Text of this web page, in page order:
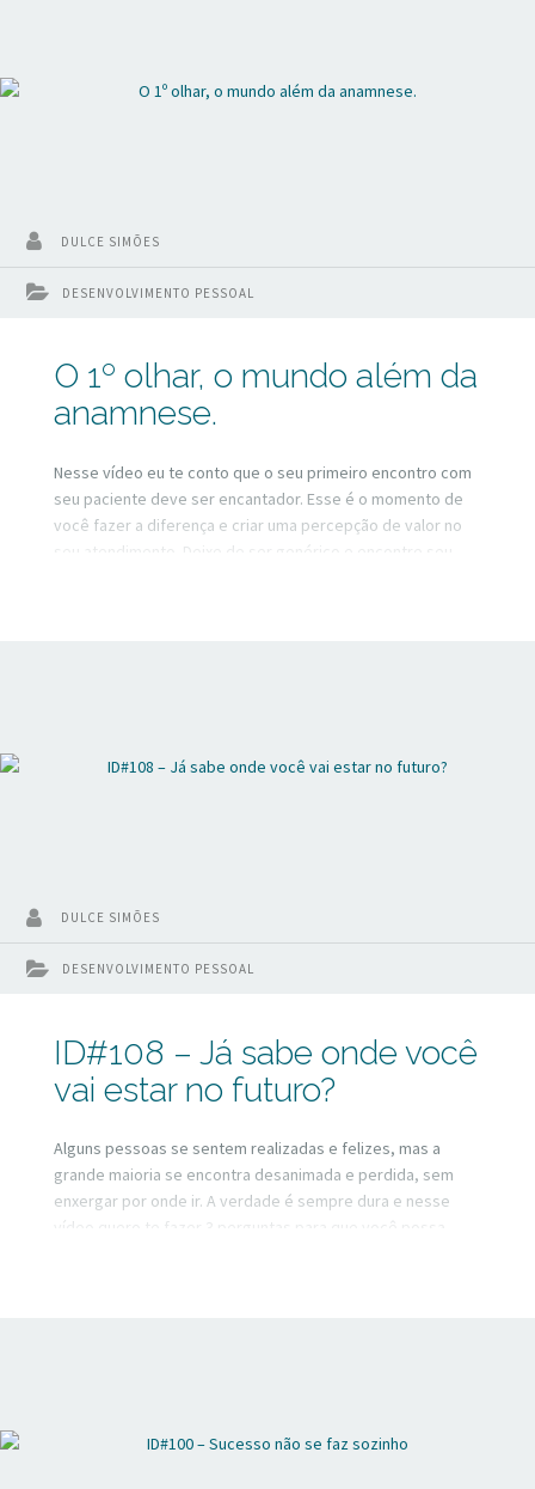
DESENVOLVIMENTO PESSOAL
DULCE SIMÕES
O 1º olhar, o mundo além da
anamnese.
Nesse vídeo eu te conto que o seu primeiro encontro com
seu paciente deve ser encantador. Esse é o momento de
você fazer a diferença e criar uma percepção de valor no
seu atendimento. Deixe de ser genérico e encontre seu
DESENVOLVIMENTO PESSOAL
DULCE SIMÕES
ID#108 – Já sabe onde você
vai estar no futuro?
Alguns pessoas se sentem realizadas e felizes, mas a
grande maioria se encontra desanimada e perdida, sem
enxergar por onde ir. A verdade é sempre dura e nesse
vídeo quero te fazer 3 perguntas para que você possa